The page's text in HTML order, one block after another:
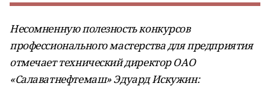
Несомненную полезность конкурсов
профессионального мастерства для предприятия
отмечает технический директор ОАО
«Салаватнефтемаш» Эдуард Искужин: